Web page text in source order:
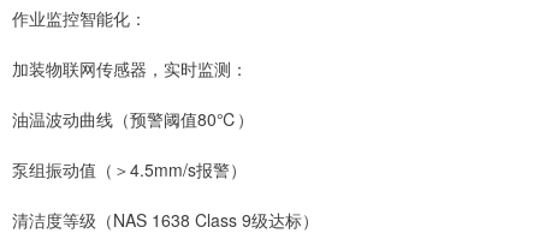
作业监控智能化：
加装物联网传感器，实时监测：
油温波动曲线（预警阈值80℃）
泵组振动值（＞4.5mm/s报警）
清洁度等级（NAS 1638 Class 9级达标）